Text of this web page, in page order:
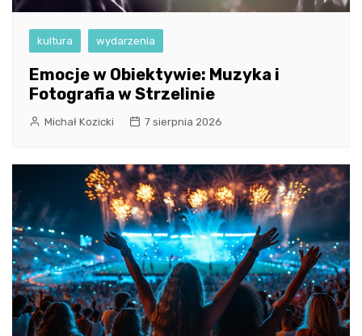
kultura wydarzenia
Emocje w Obiektywie: Muzyka i
Fotografia w Strzelinie
Michał Kozicki 7 sierpnia 2026